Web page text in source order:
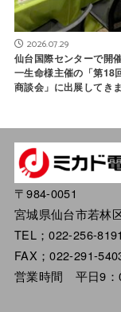
2026.07.29
仙台国際センターで開
一生命様主催の「第18
商談会」に出展してき
〒984-0051
宮城県仙台市若林
TEL；022-256-8191
FAX；022-291-
営業時間 平日9：